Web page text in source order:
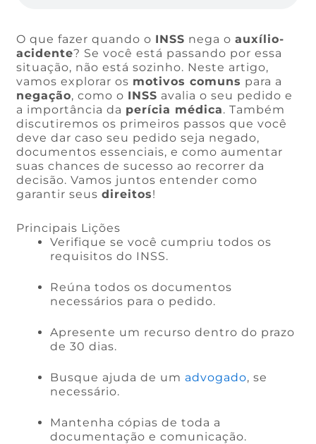
O que fazer quando o INSS nega oauxílio-
acidente? Se você está passando por essa
situação, não está sozinho. Neste artigo,
vamos explorar os motivos comuns para a
negação, como o INSS avalia o seu pedido e
a importância da perícia médica. Também
discutiremos os primeiros passos que você
deve dar caso seu pedido seja negado,
documentos essenciais, e como aumentar
suas chances de sucesso ao recorrer da
decisão. Vamos juntos entender como
garantir seusdireitos!
Principais Lições
Verifique se você cumpriu todos os
requisitos do INSS.
Reúna todos os documentos
necessários para o pedido.
Apresente um recurso dentro do prazo
de 30 dias.
Busque ajuda de um advogado, se
necessário.
Mantenha cópias de toda a
documentação e comunicação.